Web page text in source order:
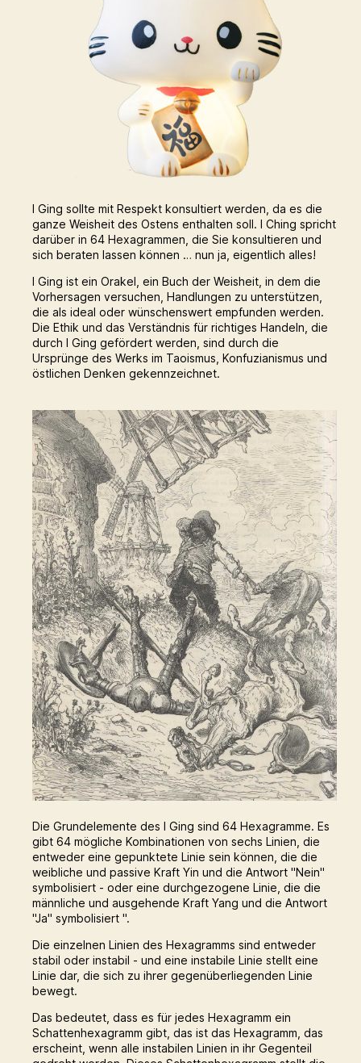
I Ging sollte mit Respekt konsultiert werden, da es die
ganze Weisheit des Ostens enthalten soll. I Ching spricht
darüber in 64 Hexagrammen, die Sie konsultieren und
sich beraten lassen können … nun ja, eigentlich alles!
I Ging ist ein Orakel, ein Buch der Weisheit, in dem die
Vorhersagen versuchen, Handlungen zu unterstützen,
die als ideal oder wünschenswert empfunden werden.
Die Ethik und das Verständnis für richtiges Handeln, die
durch I Ging gefördert werden, sind durch die
Ursprünge des Werks im Taoismus, Konfuzianismus und
östlichen Denken gekennzeichnet.
Die Grundelemente des I Ging sind 64 Hexagramme. Es
gibt 64 mögliche Kombinationen von sechs Linien, die
entweder eine gepunktete Linie sein können, die die
weibliche und passive Kraft Yin und die Antwort "Nein"
symbolisiert - oder eine durchgezogene Linie, die die
männliche und ausgehende Kraft Yang und die Antwort
"Ja" symbolisiert ".
Die einzelnen Linien des Hexagramms sind entweder
stabil oder instabil - und eine instabile Linie stellt eine
Linie dar, die sich zu ihrer gegenüberliegenden Linie
bewegt.
Das bedeutet, dass es für jedes Hexagramm ein
Schattenhexagramm gibt, das ist das Hexagramm, das
erscheint, wenn alle instabilen Linien in ihr Gegenteil